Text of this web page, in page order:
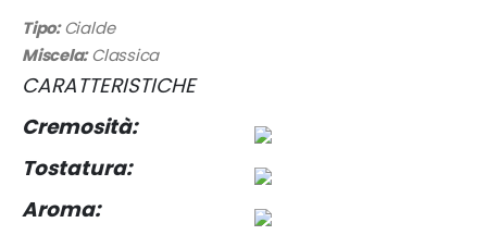
Tipo:Cialde
Miscela:Classica
CARATTERISTICHE
Cremosità:
Tostatura:
Aroma: